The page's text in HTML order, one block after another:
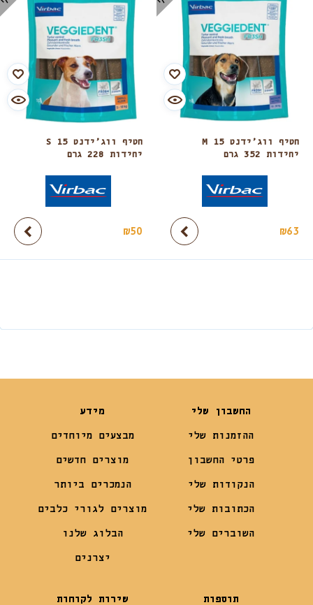
חטיף ווג’ידנט M 15
יחידות 352 גרם
₪63
חטיף ווג’ידנט S 15
יחידות 228 גרם
₪50
החשבון שלי
ההזמנות שלי
פרטי החשבון
הנקודות שלי
הכתובות שלי
השוברים שלי
מידע
מבצעים מיוחדים
מוצרים חדשים
הנמכרים ביותר
מוצרים לגורי כלבים
הבלוג שלנו
יצרנים
תוספות שירות לקוחות